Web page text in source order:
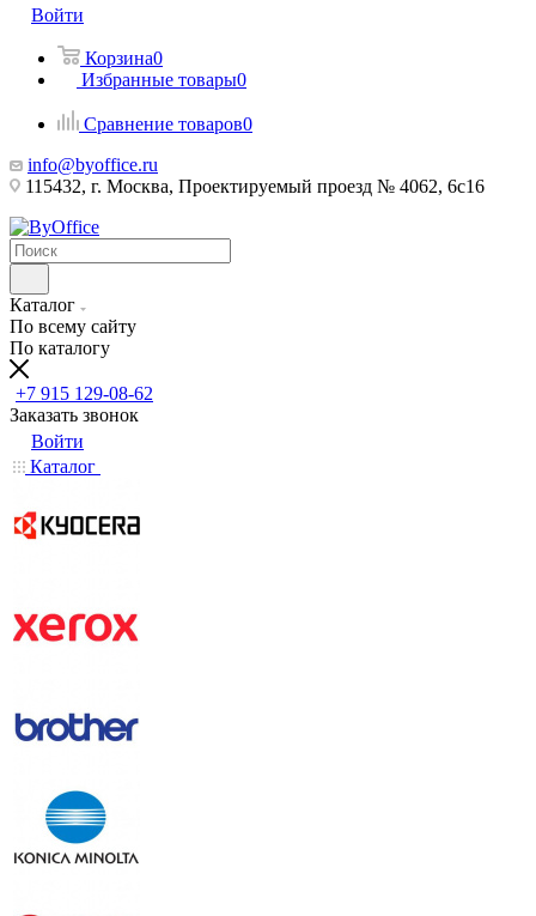
Войти
Корзина0
Избранные товары0
Сравнение товаров0
info@byoffice.ru
115432, г. Москва, Проектируемый проезд № 4062, 6с16
Каталог
По всему сайту
По каталогу
+7 915 129-08-62
Заказать звонок
Войти
Каталог